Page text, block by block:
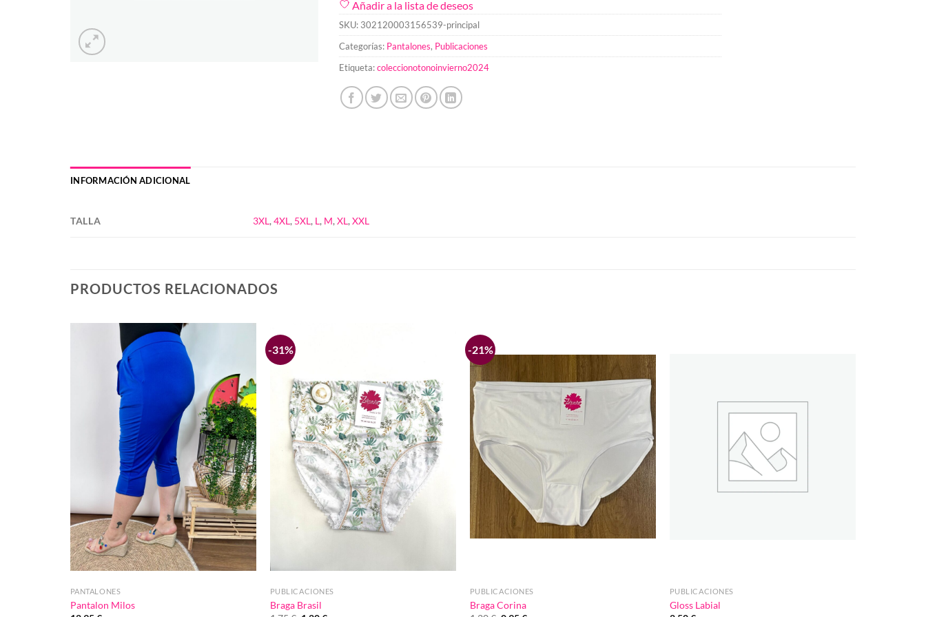
Añadir a la lista de deseos
SKU: 302120003156539-principal
Categorías: Pantalones, Publicaciones
Etiqueta:coleccionotonoinvierno2024
INFORMACIÓN ADICIONAL
TALLA 3XL,4XL, 5XL, L, M,XL,XXL
PRODUCTOS RELACIONADOS
deseos
PANTALONES
Pantalon Milos
-31%
deseos
PUBLICACIONES
Braga Brasil
-21%
lista de
deseos
PUBLICACIONES
Braga Corina
PUBLICACIONES
Gloss Labial